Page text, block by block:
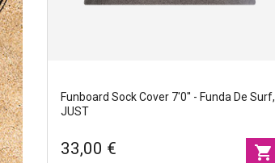
Funboard Sock Cover 7'0'' - Funda De Surf,
JUST
33,00 € shopping_cart